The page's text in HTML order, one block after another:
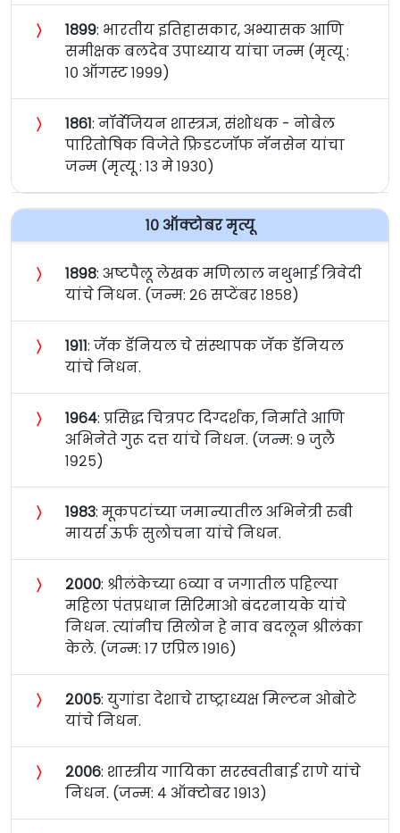
〉 १८९९: भारतीय इतिहासकार, अभ्यासक आणि
समीक्षक बलदेव उपाध्याय यांचा जन्म (मृत्यू :
१० ऑगस्ट १९९९)
〉 १८६१: नॉर्वेजियन शास्त्रज्ञ, संशोधक - नोबेल
पारितोषिक विजेते फ्रिडटजॉफ नॅनसेन यांचा
जन्म (मृत्यू : १३ मे १९३०)
१० ऑक्टोबर मृत्यू
〉 १८९८: अष्टपैलू लेखक मणिलाल नथुभाई त्रिवेदी
यांचे निधन. (जन्म: २६ सप्टेंबर १८५८)
〉 १९११: जॅक डॅनियल चे संस्थापक जॅक डॅनियल
यांचे निधन.
〉 १९६४: प्रसिद्ध चित्रपट दिग्दर्शक, निर्माते आणि
अभिनेते गुरू दत्त यांचे निधन. (जन्म: ९ जुलै
१९२५)
〉 १९८३: मूकपटांच्या जमान्यातील अभिनेत्री रुबी
मायर्स ऊर्फ सुलोचना यांचे निधन.
〉 २०००: श्रीलंकेच्या ६व्या व जगातील पहिल्या
महिला पंतप्रधान सिरिमाओ बंदरनायके यांचे
निधन. त्यांनीच सिलोन हे नाव बदलून श्रीलंका
केले. (जन्म: १७ एप्रिल १९१६)
〉 २००५: युगांडा देशाचे राष्ट्राध्यक्ष मिल्टन ओबोटे
यांचे निधन.
〉 २००६: शास्त्रीय गायिका सरस्वतीबाई राणे यांचे
निधन. (जन्म: ४ ऑक्टोबर १९१३)